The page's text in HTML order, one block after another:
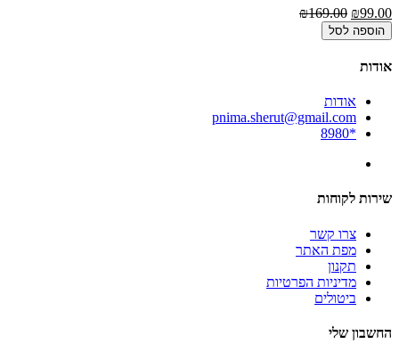
₪99.00
₪169.00
הוספה לסל
אודות
אודות
pnima.sherut@gmail.com
*8980
שירות לקוחות
צרו קשר
מפת האתר
תקנון
מדיניות הפרטיות
ביטולים
החשבון שלי